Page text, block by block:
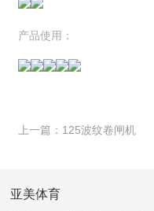
产品使用：
上一篇： 125波纹卷闸机
亚美体育